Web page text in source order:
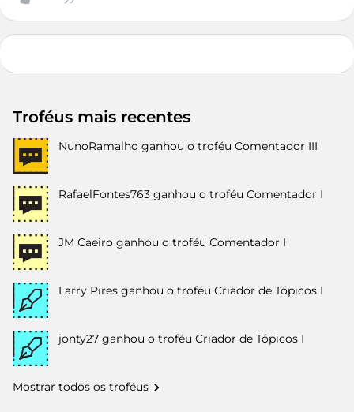
Troféus mais recentes
NunoRamalho ganhou o troféu Comentador III
RafaelFontes763 ganhou o troféu Comentador I
JM Caeiro ganhou o troféu Comentador I
Larry Pires ganhou o troféu Criador de Tópicos I
jonty27 ganhou o troféu Criador de Tópicos I
Mostrar todos os troféus